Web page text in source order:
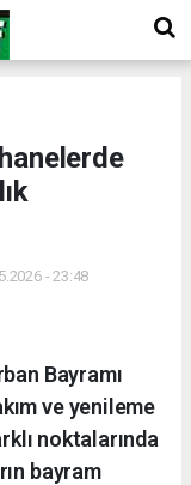
- 23:48
Bayramı
ve yenileme
noktalarında
bayram